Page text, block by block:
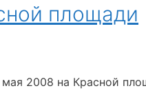
площади
мая 2008 на Красной